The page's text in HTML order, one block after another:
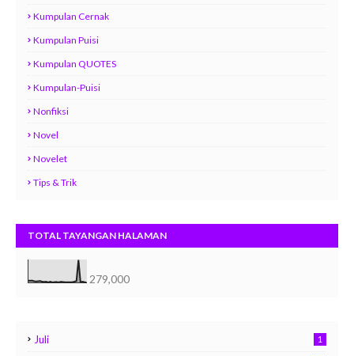
Kumpulan Cernak
Kumpulan Puisi
Kumpulan QUOTES
Kumpulan-Puisi
Nonfiksi
Novel
Novelet
Tips & Trik
TOTAL TAYANGAN HALAMAN
279,000
Juli 1